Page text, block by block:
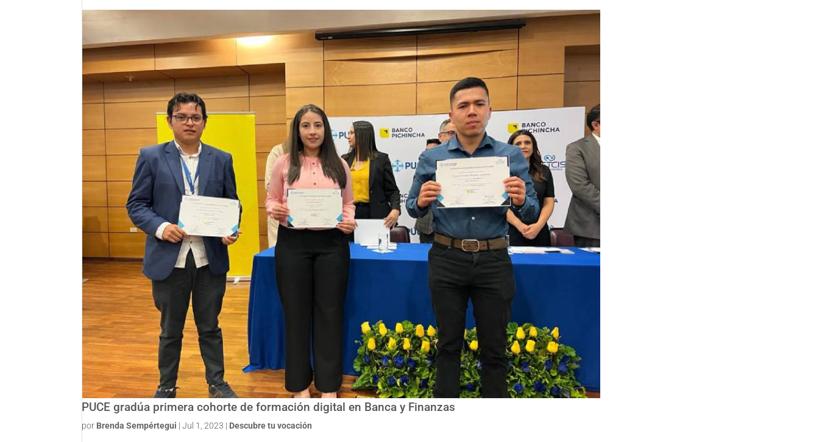
PUCE gradúa primera cohorte de formación digital en Banca y Finanzas
por Brenda Sempértegui |Jul 1, 2023 | Descubre tu vocación